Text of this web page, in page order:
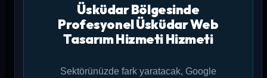
Üsküdar Bölgesinde
Profesyonel Üsküdar Web
Tasarım Hizmeti Hizmeti
Sektörünüzde fark yaratacak, Google